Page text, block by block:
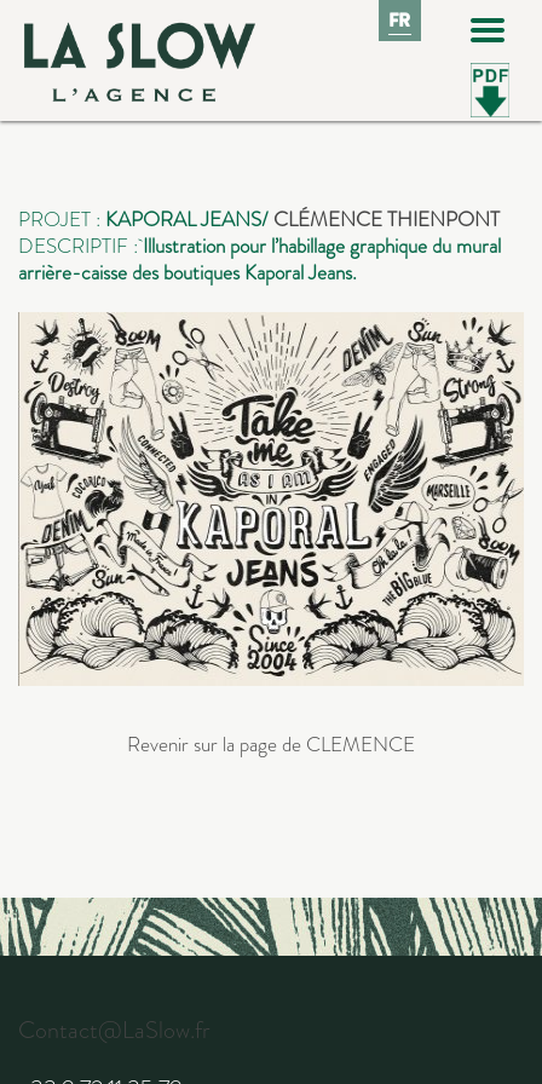
FR
PROJET : KAPORAL JEANS/ CLÉMENCE THIENPONT
DESCRIPTIF :Illustration pour l’habillage graphique du mural
arrière-caisse des boutiques Kaporal Jeans.
Revenir sur la page de CLEMENCE
Contact@LaSlow.fr
FR